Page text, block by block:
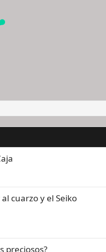
cuarzo y el Seiko
preciosos?